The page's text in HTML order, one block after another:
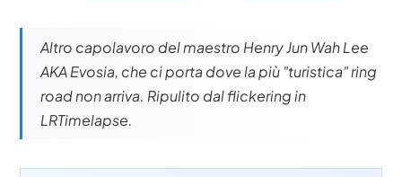
Altro capolavoro del maestro Henry Jun Wah Lee
AKA Evosia, che ci porta dove la più "turistica" ring
road non arriva. Ripulito dal flickering in
LRTimelapse.